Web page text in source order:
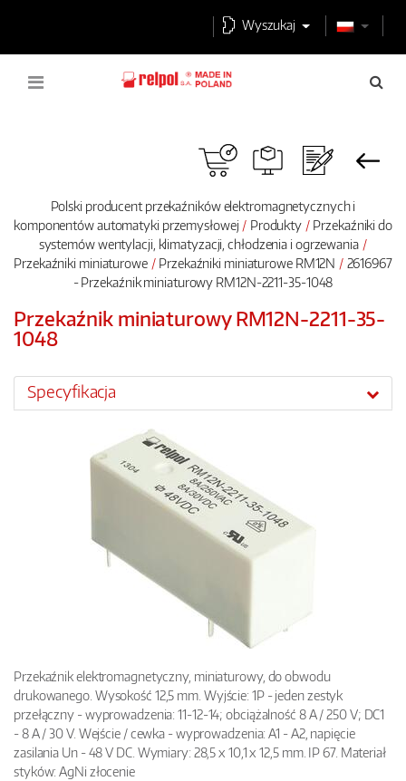
Wyszukaj
Polski producent przekaźników elektromagnetycznych i
komponentów automatyki przemysłowej
Produkty
Przekaźniki do
systemów wentylacji, klimatyzacji, chłodzenia i ogrzewania
Przekaźniki miniaturowe
Przekaźniki miniaturowe RM12N
2616967
- Przekaźnik miniaturowy RM12N-2211-35-1048
Przekaźnik miniaturowy RM12N-2211-35-
1048
Specyfikacja
Przekaźnik elektromagnetyczny, miniaturowy, do obwodu
drukowanego. Wysokość 12,5 mm. Wyjście: 1P - jeden zestyk
przełączny - wyprowadzenia: 11-12-14; obciążalność 8 A / 250 V; DC1
- 8 A / 30 V. Wejście / cewka - wyprowadzenia: A1 - A2, napięcie
zasilania Un - 48 V DC. Wymiary: 28,5 x 10,1 x 12,5 mm. IP 67. Materiał
styków: AgNi złocenie